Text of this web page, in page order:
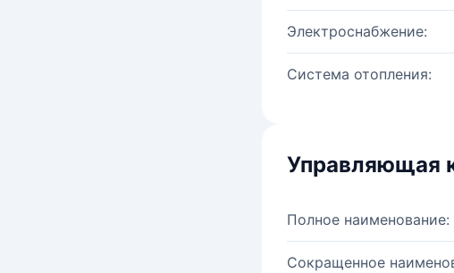
Электроснабжение:
Система отопления:
Управляющая
Полное наименование:
Сокращенное